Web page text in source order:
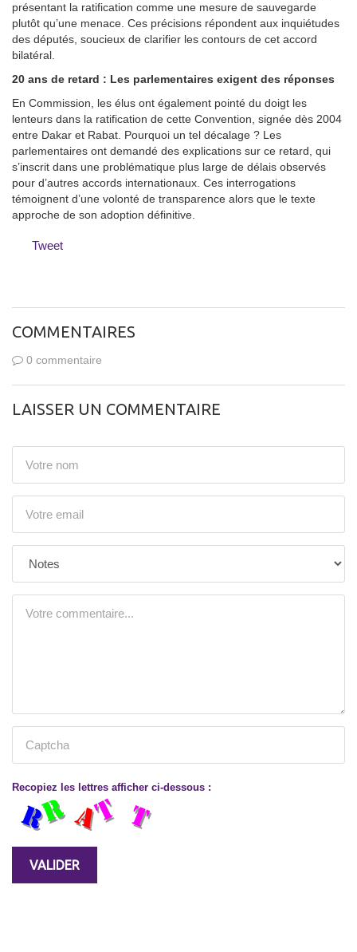
présentant la ratification comme une mesure de sauvegarde
plutôt qu’une menace. Ces précisions répondent aux inquiétudes
des députés, soucieux de clarifier les contours de cet accord
bilatéral.
20 ans de retard : Les parlementaires exigent des réponses
En Commission, les élus ont également pointé du doigt les
lenteurs dans la ratification de cette Convention, signée dès 2004
entre Dakar et Rabat. Pourquoi un tel décalage ? Les
parlementaires ont demandé des explications sur ce retard, qui
s’inscrit dans une problématique plus large de délais observés
pour d’autres accords internationaux. Ces interrogations
témoignent d’une volonté de transparence alors que le texte
approche de son adoption définitive.
Tweet
COMMENTAIRES
0 commentaire
LAISSER UN COMMENTAIRE
Recopiez les lettres afficher ci-dessous :